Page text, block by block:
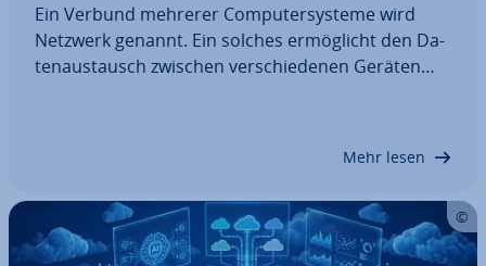
Ein Verbund mehrerer Com­pu­ter­sys­te­me wird
Netzwerk genannt. Ein solches er­mög­licht den Da­
ten­aus­tausch zwischen ver­schie­de­nen Geräten
Mehr lesen